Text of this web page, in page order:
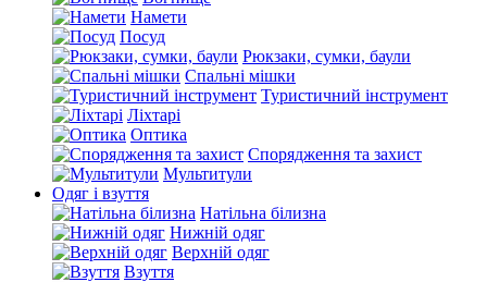
Намети
Посуд
Рюкзаки, сумки, баули
Спальні мішки
Туристичний інструмент
Ліхтарі
Оптика
Спорядження та захист
Мультитули
Одяг і взуття
Натільна білизна
Нижній одяг
Верхній одяг
Взуття